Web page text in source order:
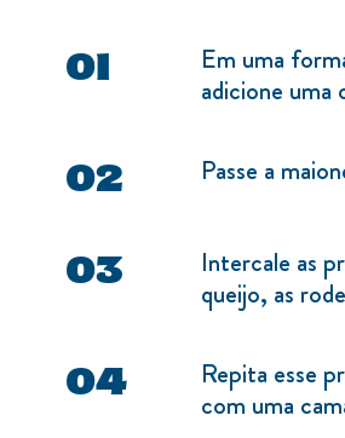
Em uma
adicione uma
Passe a
Intercale as
queijo, as
Repita esse
com uma